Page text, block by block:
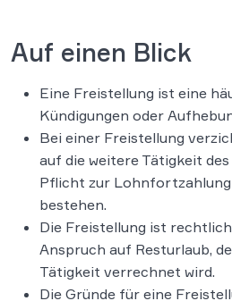
Auf einen Blick
Eine Freistellung ist eine
Kündigungen oder
Bei einer Freistellung
auf die weitere Tätigkeit
Pflicht zur
bestehen.
Die Freistellung ist
Anspruch auf Resturlaub,
Tätigkeit verrechnet wird.
Die Gründe für eine